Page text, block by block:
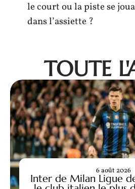
le court ou la piste se
dans l’assiette ?
TOUTE
Inter de Milan Ligue
6 août 2026